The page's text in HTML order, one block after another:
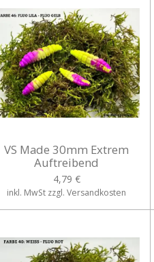
VS Made 30mm Extrem
Auftreibend
4,79 €
inkl. MwSt zzgl. Versandkosten